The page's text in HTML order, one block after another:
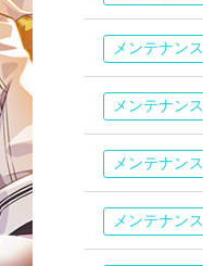
メンテナンス
メンテナンス
メンテナンス
メンテナンス